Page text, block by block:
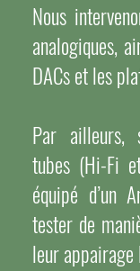
Nous
analogiques,
DACs et les
Par ailleurs,
tubes (Hi-Fi
équipé d’un
tester de
leur appairage